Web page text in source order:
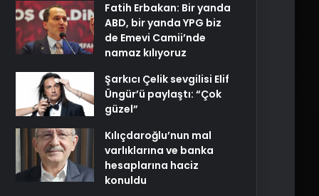
Fatih Erbakan: Bir yanda
ABD, bir yanda YPG biz
de Emevi Camii’nde
namaz kılıyoruz
Şarkıcı Çelik sevgilisi Elif
Üngür’ü paylaştı: “Çok
güzel”
Kılıçdaroğlu’nun mal
varlıklarına ve banka
hesaplarına haciz
konuldu